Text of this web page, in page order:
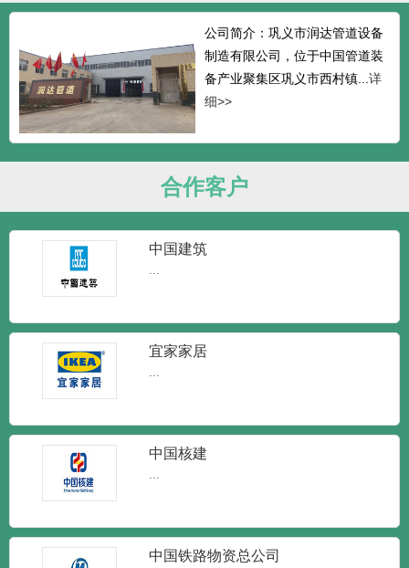
公司简介：巩义市润达管道设备
制造有限公司，位于中国管道装
备产业聚集区巩义市西村镇... 详
细>>
合作客户
中国建筑
...
宜家家居
...
中国核建
...
中国铁路物资总公司